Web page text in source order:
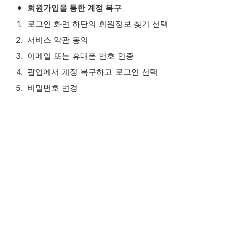
•
회원가입을 통한 계정 복구
1.
로그인 화면 하단의 회원정보 찾기 선택
2. 서비스 약관 동의
3. 이메일 또는 휴대폰 번호 인증
4. 팝업에서 계정 복구하고 로그인 선택
5. 비밀번호 변경